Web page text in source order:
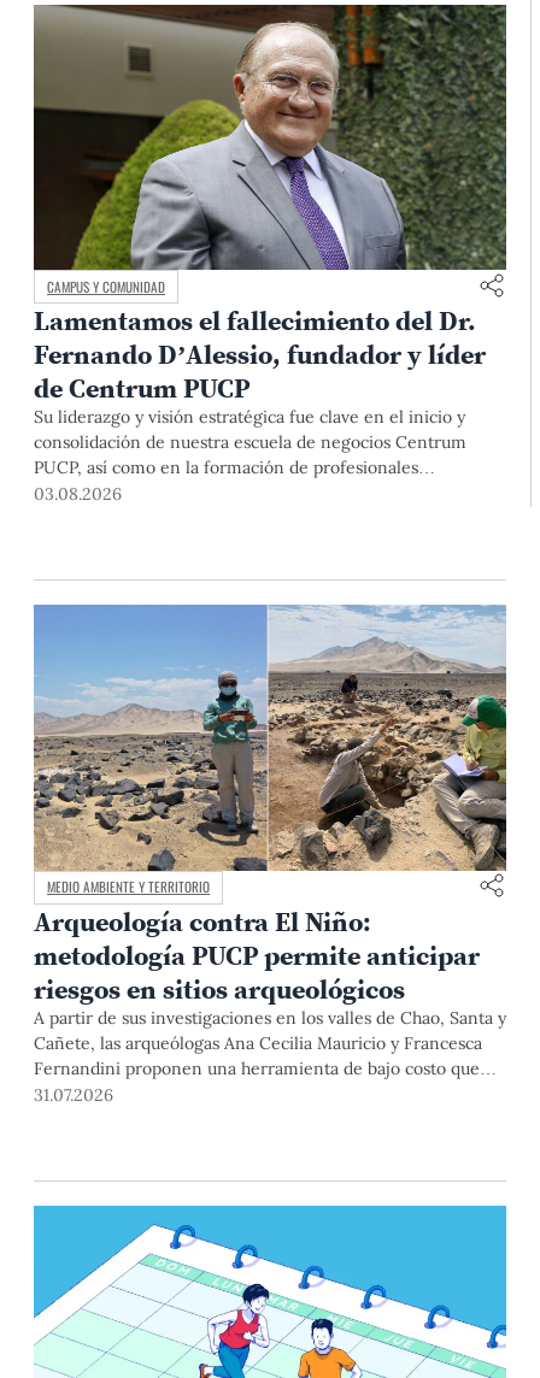
CAMPUS Y COMUNIDAD
Lamentamos el fallecimiento del Dr.
Fernando D’Alessio, fundador y líder
de Centrum PUCP
Su liderazgo y visión estratégica fue clave en el inicio y
consolidación de nuestra escuela de negocios Centrum
PUCP, así como en la formación de profesionales
empresariales comprometidos con el país. Por todo ello,
03.08.2026
MEDIO AMBIENTE Y TERRITORIO
Arqueología contra El Niño:
metodología PUCP permite anticipar
riesgos en sitios arqueológicos
A partir de sus investigaciones en los valles de Chao, Santa y
Cañete, las arqueólogas Ana Cecilia Mauricio y Francesca
Fernandini proponen una herramienta de bajo costo que
combina datos abiertos, mapas, sistemas de información
31.07.2026